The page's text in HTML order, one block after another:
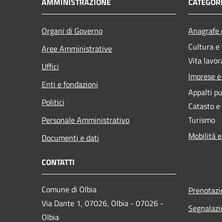
Organi di Governo
Aree Amministrative
Uffici
Enti e fondazioni
Politici
Personale Amministrativo
Documenti e dati
Cultura
Vita
Imprese
Appalti
Catasto
Turismo
Mobilità
CONTATTI
Comune di Olbia
Via Dante 1, 07026, Olbia - 07026 -
Olbia